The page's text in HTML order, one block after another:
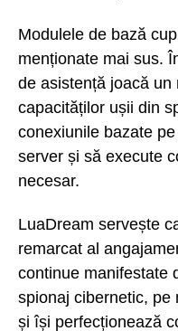
Modulele de bază
menționate mai sus.
de asistență joacă
capacităților ușii din
conexiunile bazate
server și să execute
necesar.
LuaDream servește
remarcat al
continue manifestate
spionaj cibernetic,
și își perfecționează